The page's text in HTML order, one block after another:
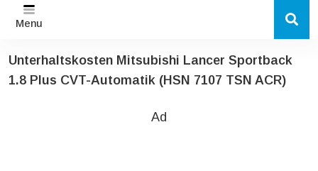
Menu
Unterhaltskosten Mitsubishi Lancer Sportback
1.8 Plus CVT-Automatik (HSN 7107 TSN ACR)
Ad